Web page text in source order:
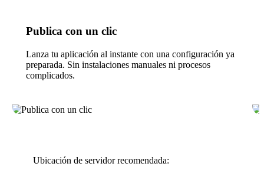
Publica con un clic
Lanza tu aplicación al instante con una configuración ya
preparada. Sin instalaciones manuales ni procesos
complicados.
Ubicación de servidor recomendada: